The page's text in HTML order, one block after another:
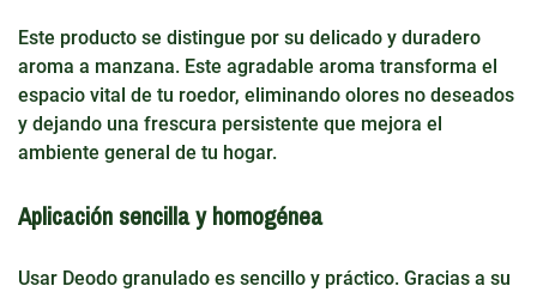
Este producto se distingue por su delicado y duradero
aroma a manzana. Este agradable aroma transforma el
espacio vital de tu roedor, eliminando olores no deseados
y dejando una frescura persistente que mejora el
ambiente general de tu hogar.
Aplicación sencilla y homogénea
Usar Deodo granulado es sencillo y práctico. Gracias a su